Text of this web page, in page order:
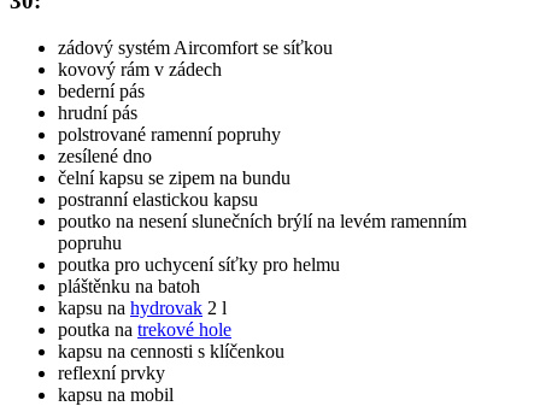
zádový systém Aircomfort se síťkou
kovový rám v zádech
bederní pás
hrudní pás
polstrované ramenní popruhy
zesílené dno
čelní kapsu se zipem na bundu
postranní elastickou kapsu
poutko na nesení slunečních brýlí na levém ramenním
popruhu
poutka pro uchycení síťky pro helmu
pláštěnku na batoh
kapsu na hydrovak 2 l
poutka na trekové hole
kapsu na cennosti s klíčenkou
reflexní prvky
kapsu na mobil